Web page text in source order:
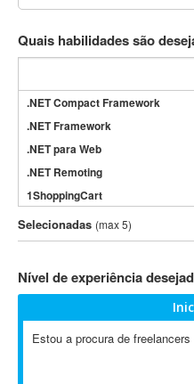
Quais habilidades são
.NET Compact Framework
.NET Framework
.NET para Web
.NET Remoting
1ShoppingCart
3DS Max
3GSM
802.11
A-GPS
Selecionadas (max 5)
Nível de experiência
Estou a procura de